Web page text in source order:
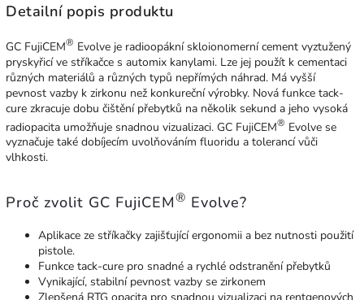
Detailní popis produktu
GC FujiCEM® Evolve je radioopákní skloionomerní cement vyztužený
pryskyřicí ve stříkačce s automix kanylami. Lze jej použít k cementaci
různých materiálů a různých typů nepřímých náhrad. Má vyšší
pevnost vazby k zirkonu než konkureční výrobky. Nová funkce tack-
cure zkracuje dobu čištění přebytků na několik sekund a jeho vysoká
radiopacita umožňuje snadnou vizualizaci. GC FujiCEM® Evolve se
vyznačuje také dobíjecím uvolňováním fluoridu a tolerancí vůči
vlhkosti.
Proč zvolit GC FujiCEM® Evolve?
Aplikace ze stříkačky zajišťující ergonomii a bez nutnosti použití
pistole.
Funkce tack-cure pro snadné a rychlé odstranění přebytků
Vynikající, stabilní pevnost vazby se zirkonem